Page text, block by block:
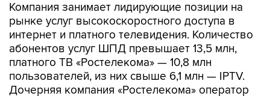
Компания занимает лидирующие позиции на
рынке услуг высокоскоростного доступа в
интернет и платного телевидения. Количество
абонентов услуг ШПД превышает 13,5 млн,
платного ТВ «Ростелекома» — 10,8 млн
пользователей, из них свыше 6,1 млн — IPTV.
Дочерняя компания «Ростелекома» оператор